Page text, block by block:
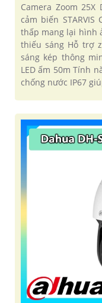
Camera Zoom 25X
cảm biến
thấp mang lại hình
thiếu sáng Hỗ trợ
sáng kép thông
LED ấm 50m Tính
chống nước IP67